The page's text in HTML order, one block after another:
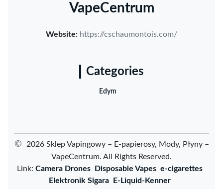
VapeCentrum
Website: https://cschaumontois.com/
Categories
Edym
©
2026 Sklep Vapingowy – E-papierosy, Mody, Płyny –
VapeCentrum. All Rights Reserved.
Link: Camera Drones Disposable Vapes e-cigarettes
Elektronik Sigara
E-Liquid-Kenner